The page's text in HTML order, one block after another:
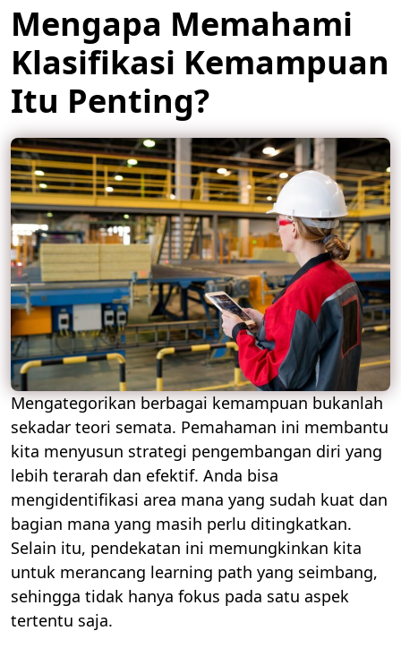
Mengapa Memahami
Klasifikasi Kemampuan
Itu Penting?
Mengategorikan berbagai kemampuan bukanlah
sekadar teori semata. Pemahaman ini membantu
kita menyusun strategi pengembangan diri yang
lebih terarah dan efektif. Anda bisa
mengidentifikasi area mana yang sudah kuat dan
bagian mana yang masih perlu ditingkatkan.
Selain itu, pendekatan ini memungkinkan kita
untuk merancang learning path yang seimbang,
sehingga tidak hanya fokus pada satu aspek
tertentu saja.